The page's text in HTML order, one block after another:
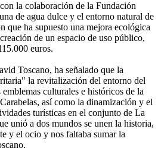
la colaboración de la Fundación
de agua dulce y el entorno natural de
que ha supuesto una mejora ecológica
de un espacio de uso público,
euros.
Toscano, ha señalado que la
la revitalización del entorno del
culturales e históricos de la
así como la dinamización y el
turísticas en el conjunto de La
unió a dos mundos se unen la historia,
y el ocio y nos faltaba sumar la